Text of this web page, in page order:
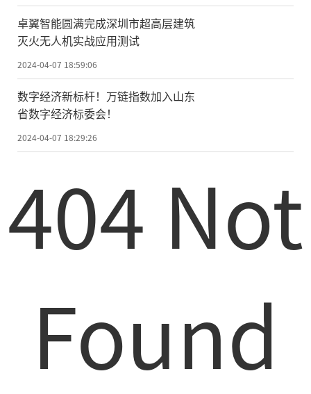
卓翼智能圆满完成深圳市超高层建筑
灭火无人机实战应用测试
2024-04-07 18:59:06
数字经济新标杆！万链指数加入山东
省数字经济标委会！
2024-04-07 18:29:26
404 Not
Found